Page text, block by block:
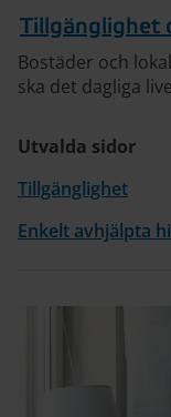
Tillgänglighet
Bostäder och
ska det dagliga
Utvalda sidor
Tillgänglighet
Enkelt avhjälpta